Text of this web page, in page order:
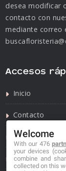
desea modificar
contacto con
mediante correo
Accesos
Inicio
Contacto
Política de
Política de
Welcome
With our 476
your devices
combine and
collected on this